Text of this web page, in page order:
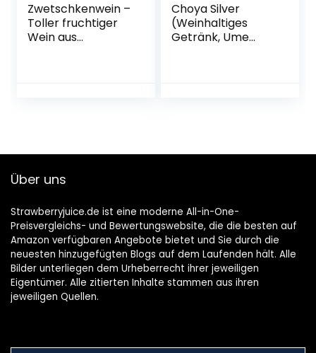
Zwetschkenwein –
Toller fruchtiger
Wein aus
Choya Silver
(Weinhaltiges
Getränk, Ume
Über uns
Strawberryjuice.de ist eine moderne All-in-One-
Preisvergleichs- und Bewertungswebsite, die die besten auf
Amazon verfügbaren Angebote bietet und Sie durch die
neuesten hinzugefügten Blogs auf dem Laufenden hält. Alle
Bilder unterliegen dem Urheberrecht ihrer jeweiligen
Eigentümer. Alle zitierten Inhalte stammen aus ihren
jeweiligen Quellen.